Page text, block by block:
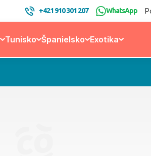
+421 910 301 207 WhatsApp
Tunisko Španielsko Exotika